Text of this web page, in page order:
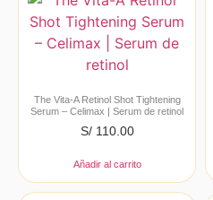
The Vita-A Retinol Shot Tightening
Serum – Celimax | Serum de retinol
S/110.00
Añadir al carrito